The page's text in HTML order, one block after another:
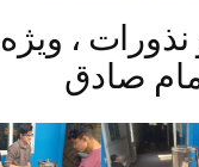
نذورات ،
صادق